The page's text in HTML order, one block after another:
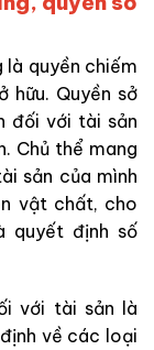
là quyền chiếm
hữu. Quyền sở
đối với tài sản
Chủ thể mang
sản của mình
vật chất, cho
quyết định số
với tài sản là
về các loại